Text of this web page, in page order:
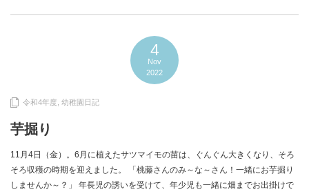
4
Nov
2022
令和4年度 幼稚園日記
芋掘り
11月4日（金）。6月に植えたサツマイモの苗は、ぐんぐん大きくなり、そろ
そろ収穫の時期を迎えました。 「桃藤さんのみ～な～さん！一緒にお芋掘り
しませんか～？」 年長児の誘いを受けて、年少児も一緒に畑までお出掛けで